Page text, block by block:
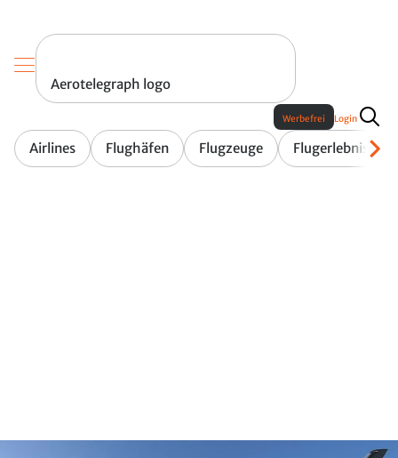
Aerotelegraph logo
Airlines Flughäfen Flugzeuge Flugerlebnis
Werbefrei Login